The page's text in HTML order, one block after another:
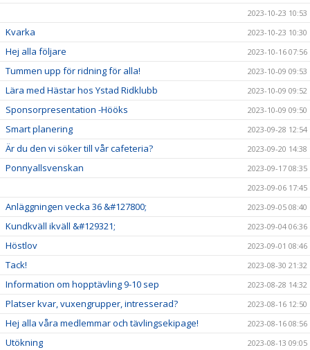
2023-10-23 10:53
Kvarka 2023-10-23 10:30
Hej alla följare 2023-10-16 07:56
Tummen upp för ridning för alla! 2023-10-09 09:53
Lära med Hästar hos Ystad Ridklubb 2023-10-09 09:52
Sponsorpresentation -Hööks 2023-10-09 09:50
Smart planering 2023-09-28 12:54
Är du den vi söker till vår cafeteria? 2023-09-20 14:38
Ponnyallsvenskan
2023-09-17 08:35
2023-09-06 17:45
Anläggningen vecka 36 &#127800; 2023-09-05 08:40
Kundkväll ikväll &#129321; 2023-09-04 06:36
Höstlov 2023-09-01 08:46
Tack! 2023-08-30 21:32
Information om hopptävling 9-10 sep 2023-08-28 14:32
Platser kvar, vuxengrupper, intresserad? 2023-08-16 12:50
Hej alla våra medlemmar och tävlingsekipage! 2023-08-16 08:56
Utökning 2023-08-13 09:05